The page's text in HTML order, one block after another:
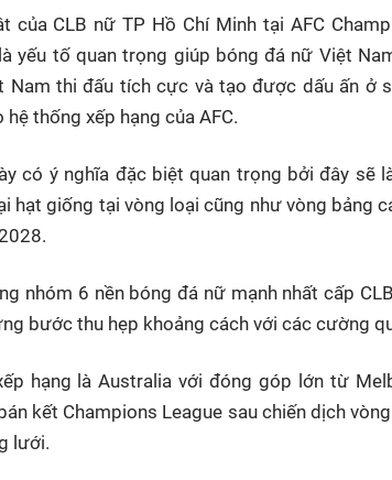
của CLB nữ TP Hồ Chí Minh tại AFC
yếu tố quan trọng giúp bóng đá nữ Việt
Nam thi đấu tích cực và tạo được dấu ấn ở
thống xếp hạng của AFC.
có ý nghĩa đặc biệt quan trọng bởi đây sẽ
hạt giống tại vòng loại cũng như vòng bảng
nhóm 6 nền bóng đá nữ mạnh nhất cấp
bước thu hẹp khoảng cách với các cường
hạng là Australia với đóng góp lớn từ
kết Champions League sau chiến dịch
lưới.